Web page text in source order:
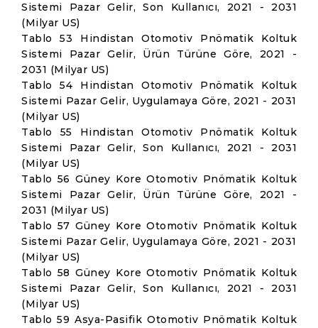
Sistemi Pazar Gelir, Son Kullanıcı, 2021 - 2031
(Milyar US)
Tablo 53 Hindistan Otomotiv Pnömatik Koltuk
Sistemi Pazar Gelir, Ürün Türüne Göre, 2021 -
2031 (Milyar US)
Tablo 54 Hindistan Otomotiv Pnömatik Koltuk
Sistemi Pazar Gelir, Uygulamaya Göre, 2021 - 2031
(Milyar US)
Tablo 55 Hindistan Otomotiv Pnömatik Koltuk
Sistemi Pazar Gelir, Son Kullanıcı, 2021 - 2031
(Milyar US)
Tablo 56 Güney Kore Otomotiv Pnömatik Koltuk
Sistemi Pazar Gelir, Ürün Türüne Göre, 2021 -
2031 (Milyar US)
Tablo 57 Güney Kore Otomotiv Pnömatik Koltuk
Sistemi Pazar Gelir, Uygulamaya Göre, 2021 - 2031
(Milyar US)
Tablo 58 Güney Kore Otomotiv Pnömatik Koltuk
Sistemi Pazar Gelir, Son Kullanıcı, 2021 - 2031
(Milyar US)
Tablo 59 Asya-Pasifik Otomotiv Pnömatik Koltuk